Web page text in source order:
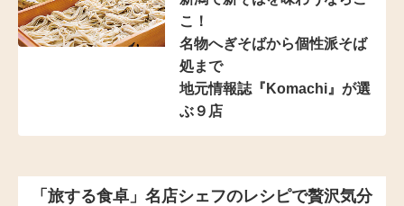
こ！
名物へぎそばから個性派そば
処まで
地元情報誌『Komachi』 が選
ぶ９店
「旅する食卓」名店シェフのレシピで贅沢気分